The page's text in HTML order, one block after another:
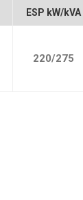
ESP kW/kVA
220/275